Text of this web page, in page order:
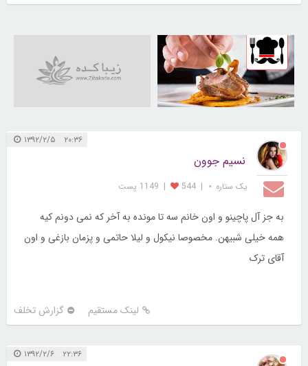
30256510
۲۰:۳۶ ۱۳۹۲/۲/۵
نسیم جوون
یک ستاره ⋆ |
544
| 1149 پست
به جز آل پاچینو و اون خانم سه تا مونده به آخر که نمی دونم کیه
همه خیلی شبیهن. مخصوصا نیکول و لیلا حاتمی و پزمان بازغی و اون
آقای ترک
لینک مستقیم گزارش تخلف
۲۲:۳۶ ۱۳۹۲/۲/۶